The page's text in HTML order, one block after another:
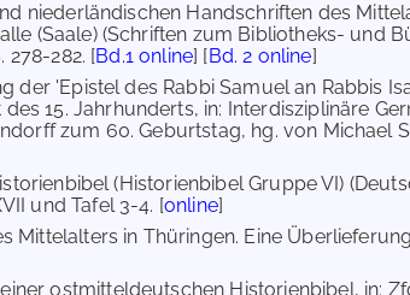
niederländischen Handschriften des
(Saale) (Schriften zum Bibliotheks- und
278-282. [Bd.1 online] [Bd. 2 online]
der 'Epistel des Rabbi Samuel an Rabbis
15. Jahrhunderts, in: Interdisziplinäre
zum 60. Geburtstag, hg. von Michael
(Historienbibel Gruppe VI)
und Tafel 3-4. [online]
Mittelalters in Thüringen. Eine
ostmitteldeutschen Historienbibel, in: